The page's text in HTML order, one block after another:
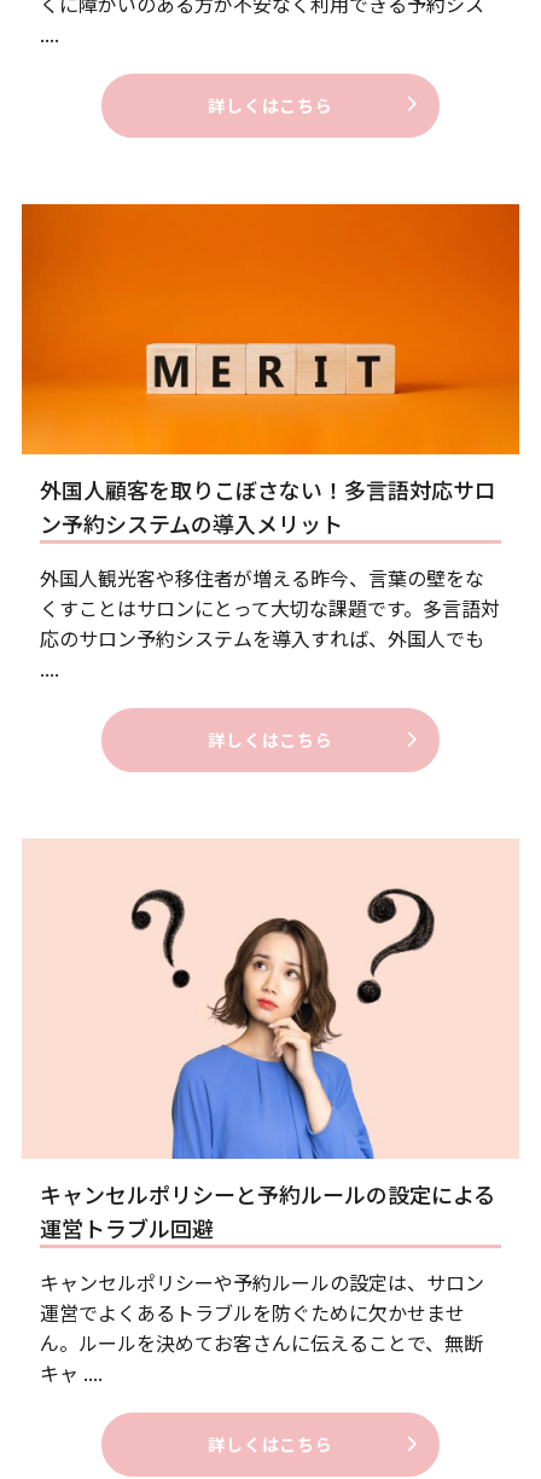
....
詳しくはこちら
外国人顧客を取りこぼさない！多言語対応サロ
ン予約システムの導入メリット
外国人観光客や移住者が増える昨今、言葉の壁をな
くすことはサロンにとって大切な課題です。多言語対
応のサロン予約システムを導入すれば、外国人でも
....
詳しくはこちら
キャンセルポリシーと予約ルールの設定による
運営トラブル回避
キャンセルポリシーや予約ルールの設定は、サロン
運営でよくあるトラブルを防ぐために欠かせませ
ん。ルールを決めてお客さんに伝えることで、無断
キャ ....
詳しくはこちら